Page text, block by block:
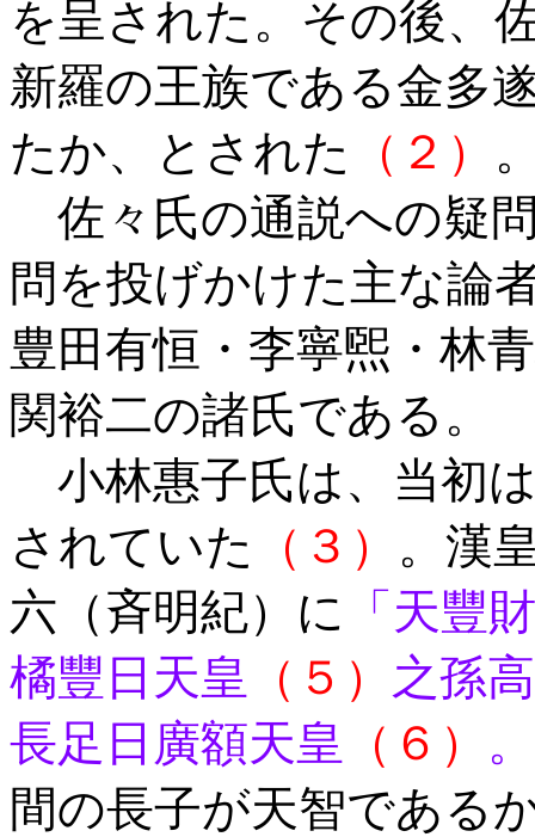
を呈された。その後、
新羅の王族である金多
たか、とされた
（２）
佐々氏の通説への疑
問を投げかけた主な論
豊田有恒・李寧煕・林
関裕二の諸氏である。
小林惠子氏は、当初
されていた
（３） 。漢
六（斉明紀）に 「天豐
橘豐日天皇
（５） 之孫
長足日廣額天皇
（６）
間の長子が天智である